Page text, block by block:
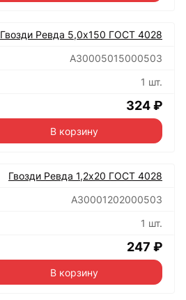
Гвозди Ревда 5,0х150 ГОСТ 4028
А30005015000503
1 шт.
324 ₽
В корзину
Гвозди Ревда 1,2х20 ГОСТ 4028
А30001202000503
1 шт.
247 ₽
В корзину